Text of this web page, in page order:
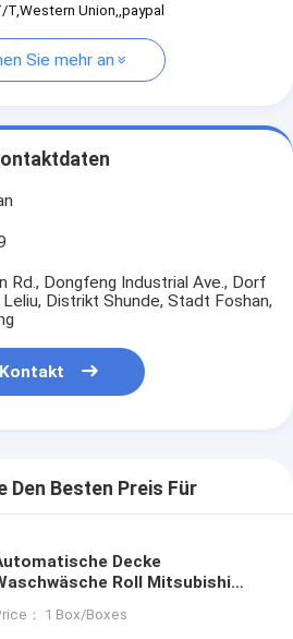
T,Western Union,,paypal
Sie mehr an
Rd., Dongfeng Industrial Ave., Dorf
Distrikt Shunde, Stadt Foshan,
Kontakt
Den Besten Preis Für
Decke
Roll Mitsubishi
Reinigungswäsche
： 1 Box/Boxes